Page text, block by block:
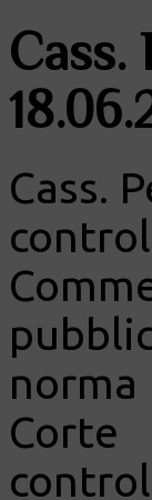
Cass.
Cass.
Corte